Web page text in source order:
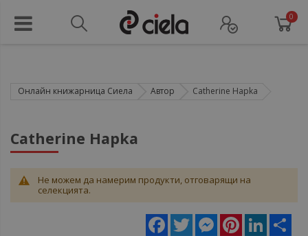
0
Онлайн книжарница Сиела Автор Catherine Hapka
Catherine Hapka
Не можем да намерим продукти, отговарящи на
селекцията.
Facebook
Twitter MessengerPinterestLinkedIn